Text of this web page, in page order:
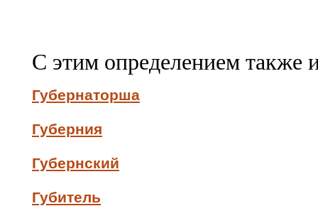
С этим определением также
Губернаторша
Губерния
Губернский
Губитель